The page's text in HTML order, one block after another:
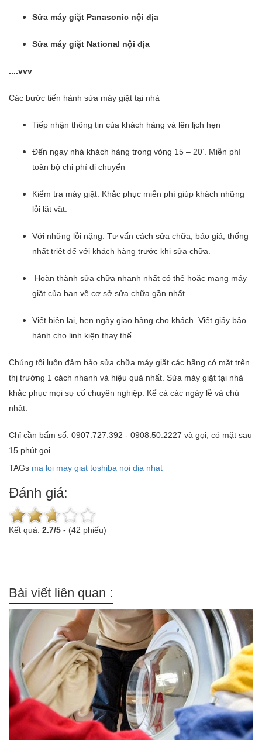
Sửa máy giặt Panasonic nội địa
Sửa máy giặt National nội địa
....vvv
Các bước tiến hành sửa máy giặt tại nhà
Tiếp nhận thông tin của khách hàng và lên lịch hẹn
Đến ngay nhà khách hàng trong vòng 15 – 20’. Miễn phí
toàn bộ chi phí di chuyển
Kiểm tra máy giặt. Khắc phục miễn phí giúp khách những
lỗi lặt vặt.
Với những lỗi nặng: Tư vấn cách sửa chữa, báo giá, thống
nhất triệt để với khách hàng trước khi sửa chữa.
Hoàn thành sửa chữa nhanh nhất có thể hoặc mang máy
giặt của bạn về cơ sở sửa chữa gần nhất.
Viết biên lai, hẹn ngày giao hàng cho khách. Viết giấy bảo
hành cho linh kiện thay thế.
Chúng tôi luôn đảm bảo sửa chữa máy giặt các hãng có mặt trên
thị trường 1 cách nhanh và hiệu quả nhất. Sửa máy giặt tại nhà
khắc phục mọi sự cố chuyên nghiệp. Kể cả các ngày lễ và chủ
nhật.
Chỉ cần bấm số: 0907.727.392 - 0908.50.2227 và gọi, có mặt sau
15 phút gọi.
TAGs ma loi may giat toshiba noi dia nhat
Đánh giá:
Kết quả: 2.7/5 - (42 phiếu)
Bài viết liên quan :